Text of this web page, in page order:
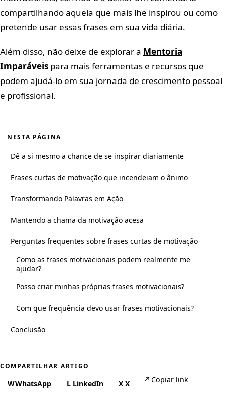
compartilhando aquela que mais lhe inspirou ou como
pretende usar essas frases em sua vida diária.
Além disso, não deixe de explorar a Mentoria
Imparáveis para mais ferramentas e recursos que
podem ajudá-lo em sua jornada de crescimento pessoal
e profissional.
NESTA PÁGINA
Dê a si mesmo a chance de se inspirar diariamente
Frases curtas de motivação que incendeiam o ânimo
Transformando Palavras em Ação
Mantendo a chama da motivação acesa
Perguntas frequentes sobre frases curtas de motivação
Como as frases motivacionais podem realmente me
ajudar?
Posso criar minhas próprias frases motivacionais?
Com que frequência devo usar frases motivacionais?
Conclusão
COMPARTILHAR ARTIGO
WWhatsApp L LinkedIn X X ↗ Copiar link